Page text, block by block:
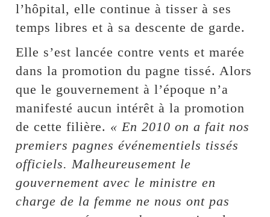
l’hôpital, elle continue à tisser à ses
temps libres et à sa descente de garde.
Elle s’est lancée contre vents et marée
dans la promotion du pagne tissé. Alors
que le gouvernement à l’époque n’a
manifesté aucun intérêt à la promotion
de cette filière. « En 2010 on a fait nos
premiers pagnes événementiels tissés
officiels. Malheureusement le
gouvernement avec le ministre en
charge de la femme ne nous ont pas